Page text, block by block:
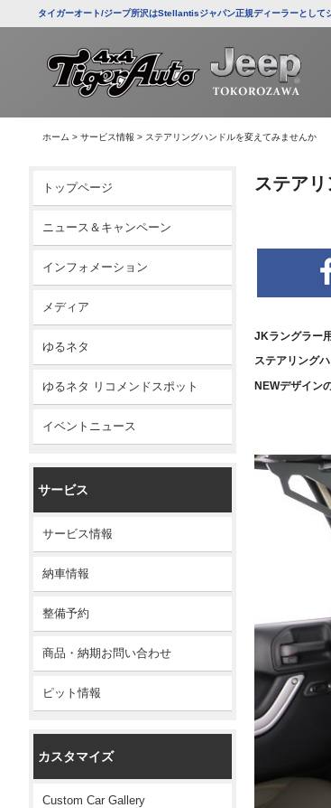
タイガーオート/ジープ所沢はStellantisジャパン正規ディーラーとして
ホーム > サービス情報 > ステアリングハンドルを変えてみませんか
トップページ
ニュース＆キャンペーン
インフォメーション
メディア
ゆるネタ
ゆるネタ リコメンドスポット
イベントニュース
サービス
サービス情報
納車情報
整備予約
商品・納期お問い合わせ
ピット情報
カスタマイズ
Custom Car Gallery
ステア
JKラングラー
ステアリング
NEWデザイン